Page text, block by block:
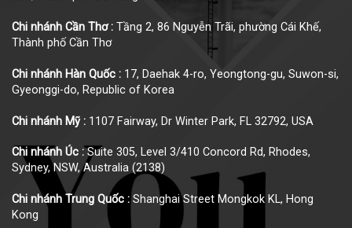
Chi nhánh Cần Thơ : Tầng 2, 86 Nguyễn Trãi, phường Cái Khế,
Thành phố Cần Thơ
Chi nhánh Hàn Quốc : 17, Daehak 4-ro, Yeongtong-gu, Suwon-si,
Gyeonggi-do, Republic of Korea
Chi nhánh Mỹ : 1107 Fairway, Dr Winter Park, FL 32792, USA
Chi nhánh Úc : Suite 305, Level 3/410 Concord Rd, Rhodes,
Sydney, NSW, Australia (2138)
Chi nhánh Trung Quốc : Shanghai Street Mongkok KL, Hong
Kong